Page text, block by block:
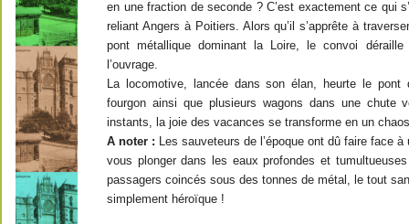
en une fraction de seconde ? C’est exactement ce qui
reliant Angers à Poitiers. Alors qu’il s’apprête à
pont métallique dominant la Loire, le convoi déraille
l’ouvrage.
La locomotive, lancée dans son élan, heurte le
fourgon ainsi que plusieurs wagons dans une chute
instants, la joie des vacances se transforme en un
A noter : Les sauveteurs de l’époque ont dû faire face
vous plonger dans les eaux profondes et
passagers coincés sous des tonnes de métal, le tout
simplement héroïque !